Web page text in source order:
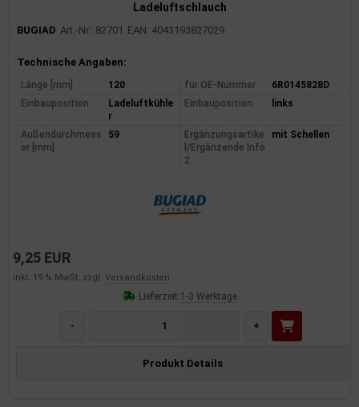
Ladeluftschlauch
BUGIAD Art.-Nr.: 82701 EAN: 4043193827029
Produktinformationen
Technische Angaben:
Länge [mm] 120 für OE-Nummer
6R0145828D
Einbauposition
Ladeluftkühle
r
Einbauposition links
Außendurchmess
er [mm]
59
Ergänzungsartike
l/Ergänzende Info
2
mit Schellen
9,25 EUR
inkl. 19 % MwSt. zzgl. Versandkosten
Lieferzeit:1-3 Werktage
- +
Produkt Details